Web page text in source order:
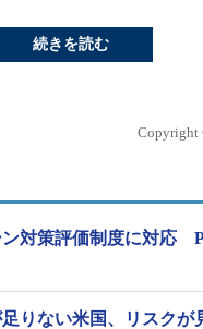
続きを読む
Copyright
対策評価制度に対応
足りない米国、リスク